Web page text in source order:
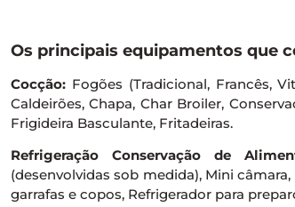
Os principais equipamentos que
Cocção: Fogões (Tradicional, Francês,
Caldeirões, Chapa, Char Broiler,
Frigideira Basculante, Fritadeiras.
Refrigeração Conservação de
(desenvolvidas sob medida), Mini
garrafas e copos, Refrigerador para